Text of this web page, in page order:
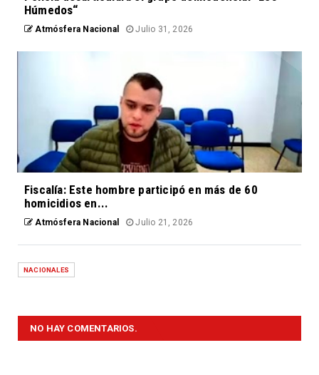
Húmedos“
Atmósfera Nacional Julio 31, 2026
Fiscalía: Este hombre participó en más de 60
homicidios en...
Atmósfera Nacional Julio 21, 2026
NACIONALES
NO HAY COMENTARIOS.